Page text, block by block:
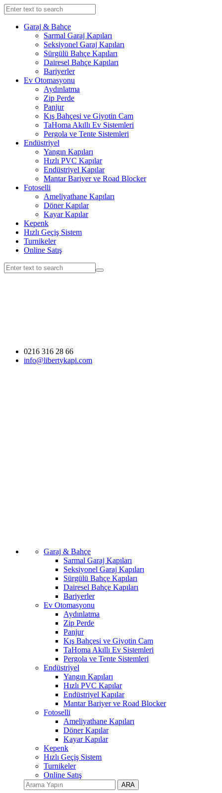
Garaj & Bahçe
Sarmal Garaj Kapıları
Seksiyonel Garaj Kapıları
Sürgülü Bahçe Kapıları
Dairesel Bahçe Kapıları
Bariyerler
Ev Otomasyonu
Aydınlatma
Zip Perde
Panjur
Kış Bahçesi ve Giyotin Cam
TaHoma Akıllı Ev Sistemleri
Pergola ve Tente Sistemleri
Endüstriyel
Yangın Kapıları
Hızlı PVC Kapılar
Endüstriyel Kapılar
Mantar Bariyer ve Road Blocker
Fotoselli
Ameliyathane Kapıları
Döner Kapılar
Kayar Kapılar
Kepenk
Hızlı Geçiş Sistem
Turnikeler
Online Satış
0216 316 28 66
info@libertykapi.com
Garaj & Bahçe
Sarmal Garaj Kapıları
Seksiyonel Garaj Kapıları
Sürgülü Bahçe Kapıları
Dairesel Bahçe Kapıları
Bariyerler
Ev Otomasyonu
Aydınlatma
Zip Perde
Panjur
Kış Bahçesi ve Giyotin Cam
TaHoma Akıllı Ev Sistemleri
Pergola ve Tente Sistemleri
Endüstriyel
Yangın Kapıları
Hızlı PVC Kapılar
Endüstriyel Kapılar
Mantar Bariyer ve Road Blocker
Fotoselli
Ameliyathane Kapıları
Döner Kapılar
Kayar Kapılar
Kepenk
Hızlı Geçiş Sistem
Turnikeler
Online Satış
ARA